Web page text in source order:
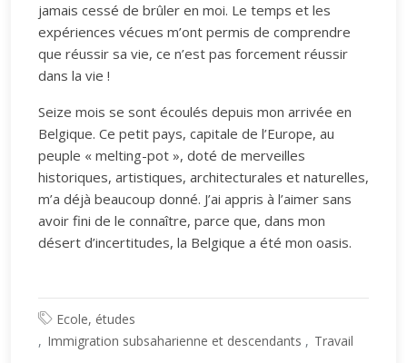
jamais cessé de brûler en moi. Le temps et les
expériences vécues m’ont permis de comprendre
que réussir sa vie, ce n’est pas forcement réussir
dans la vie !
Seize mois se sont écoulés depuis mon arrivée en
Belgique. Ce petit pays, capitale de l’Europe, au
peuple « melting-pot », doté de merveilles
historiques, artistiques, architecturales et naturelles,
m’a déjà beaucoup donné. J’ai appris à l’aimer sans
avoir fini de le connaître, parce que, dans mon
désert d’incertitudes, la Belgique a été mon oasis.
Ecole, études
Immigration subsaharienne et descendants
Travail